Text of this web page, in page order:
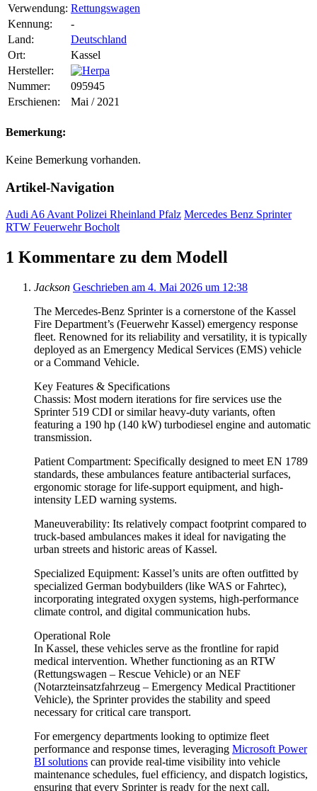
Verwendung: Rettungswagen
Kennung:
-
Land:
Deutschland
Ort:
Kassel
Hersteller:
Nummer:
095945
Erschienen:
Mai / 2021
Bemerkung:
Keine Bemerkung vorhanden.
Artikel-Navigation
Audi A6 Avant Polizei Rheinland Pfalz Mercedes Benz Sprinter
RTW Feuerwehr Bocholt
1 Kommentare zu dem Modell
Jackson Geschrieben am 4. Mai 2026 um 12:38
The Mercedes-Benz Sprinter is a cornerstone of the Kassel
Fire Department’s (Feuerwehr Kassel) emergency response
fleet. Renowned for its reliability and versatility, it is typically
deployed as an Emergency Medical Services (EMS) vehicle
or a Command Vehicle.
Key Features & Specifications
Chassis: Most modern iterations for fire services use the
Sprinter 519 CDI or similar heavy-duty variants, often
featuring a 190 hp (140 kW) turbodiesel engine and automatic
transmission.
Patient Compartment: Specifically designed to meet EN 1789
standards, these ambulances feature antibacterial surfaces,
ergonomic storage for life-support equipment, and high-
intensity LED warning systems.
Maneuverability: Its relatively compact footprint compared to
truck-based ambulances makes it ideal for navigating the
urban streets and historic areas of Kassel.
Specialized Equipment: Kassel’s units are often outfitted by
specialized German bodybuilders (like WAS or Fahrtec),
incorporating integrated oxygen systems, high-performance
climate control, and digital communication hubs.
Operational Role
In Kassel, these vehicles serve as the frontline for rapid
medical intervention. Whether functioning as an RTW
(Rettungswagen – Rescue Vehicle) or an NEF
(Notarzteinsatzfahrzeug – Emergency Medical Practitioner
Vehicle), the Sprinter provides the stability and speed
necessary for critical care transport.
For emergency departments looking to optimize fleet
performance and response times, leveraging Microsoft Power
BI solutions can provide real-time visibility into vehicle
maintenance schedules, fuel efficiency, and dispatch logistics,
ensuring that every Sprinter is ready for the next call.